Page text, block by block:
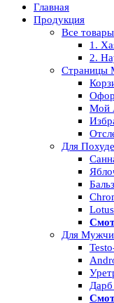
Главная
Продукция
Все товары
1.
2.
Страницы
Мой
Для
Для